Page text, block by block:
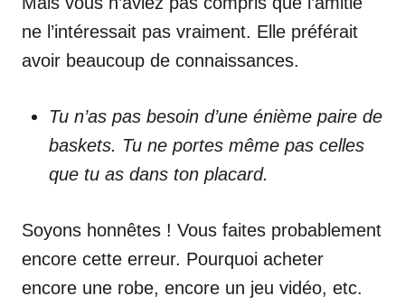
ne l’intéressait pas vraiment. Elle préférait
avoir beaucoup de connaissances.
Tu n’as pas besoin d’une énième paire de
baskets. Tu ne portes même pas celles
que tu as dans ton placard.
Soyons honnêtes ! Vous faites probablement
encore cette erreur. Pourquoi acheter
encore une robe, encore un jeu vidéo, etc.